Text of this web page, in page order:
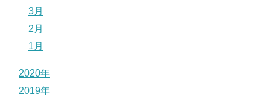
3月
2月
1月
2020年
2019年